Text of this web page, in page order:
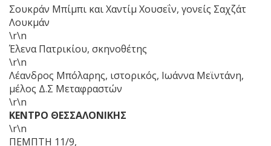
Σουκράν Μπίμπι και Χαντίμ Χουσεΐν, γονείς Σαχζάτ
Λουκμάν
\r\n
Έλενα Πατρικίου, σκηνοθέτης
\r\n
Λέανδρος Μπόλαρης, ιστορικός, Ιωάννα Μεϊντάνη,
μέλος Δ.Σ Μεταφραστών
\r\n
ΚΕΝΤΡΟ ΘΕΣΣΑΛΟΝΙΚΗΣ
\r\n
ΠΕΜΠΤΗ 11/9,